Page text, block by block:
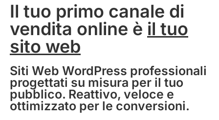
Il tuo primo canale di
vendita online è il tuo
sito web
Siti Web WordPress professionali
progettati su misura per il tuo
pubblico. Reattivo, veloce e
ottimizzato per le conversioni.